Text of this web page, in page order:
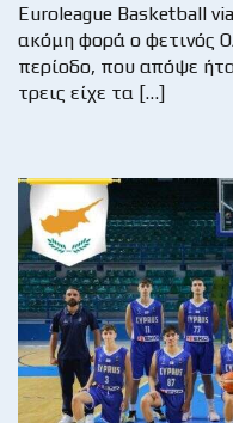
Euroleague Basketball
ακόμη φορά ο φετινός
περίοδο, που απόψε
τρεις είχε τα […]